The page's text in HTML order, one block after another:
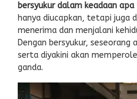
bersyukur dalam keadaan apa
hanya diucapkan, tetapi juga
menerima dan menjalani
Dengan bersyukur, seseorang
serta diyakini akan
ganda.